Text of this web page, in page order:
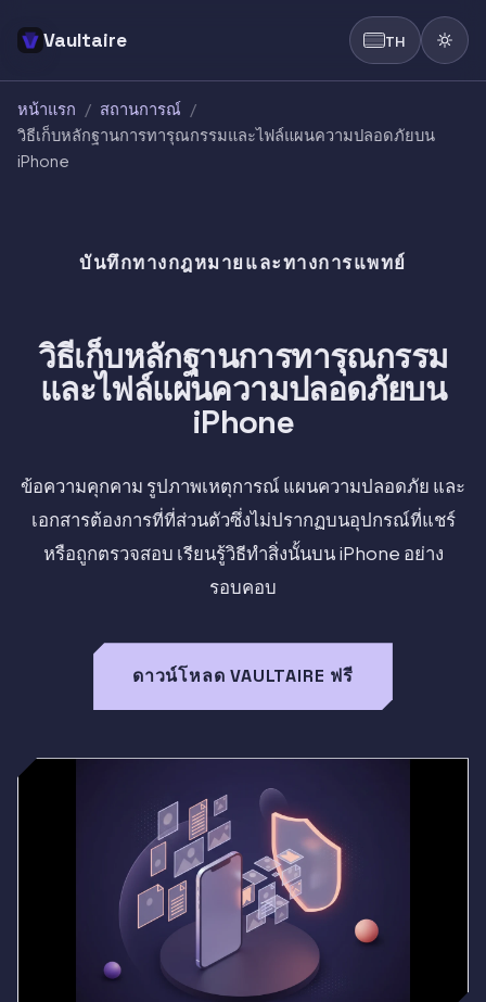
Vaultaire TH
หน้าแรก / สถานการณ์ /
วิธีเก็บหลักฐานการทารุณกรรมและไฟล์แผนความปลอดภัยบน
iPhone
บันทึกทางกฎหมายและทางการแพทย์
วิธีเก็บหลักฐานการทารุณกรรม
และไฟล์แผนความปลอดภัยบน
iPhone
ข้อความคุกคาม รูปภาพเหตุการณ์ แผนความปลอดภัย และ
เอกสารต้องการที่ที่ส่วนตัวซึ่งไม่ปรากฏบนอุปกรณ์ที่แชร์
หรือถูกตรวจสอบ เรียนรู้วิธีทำสิ่งนั้นบน iPhone อย่าง
รอบคอบ
ดาวน์โหลด VAULTAIRE ฟรี